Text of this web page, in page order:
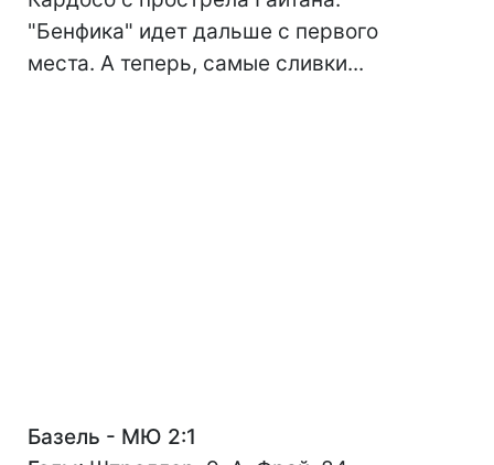
"Бенфика" идет дальше с первого
места. А теперь, самые сливки...
Базель - МЮ 2:1